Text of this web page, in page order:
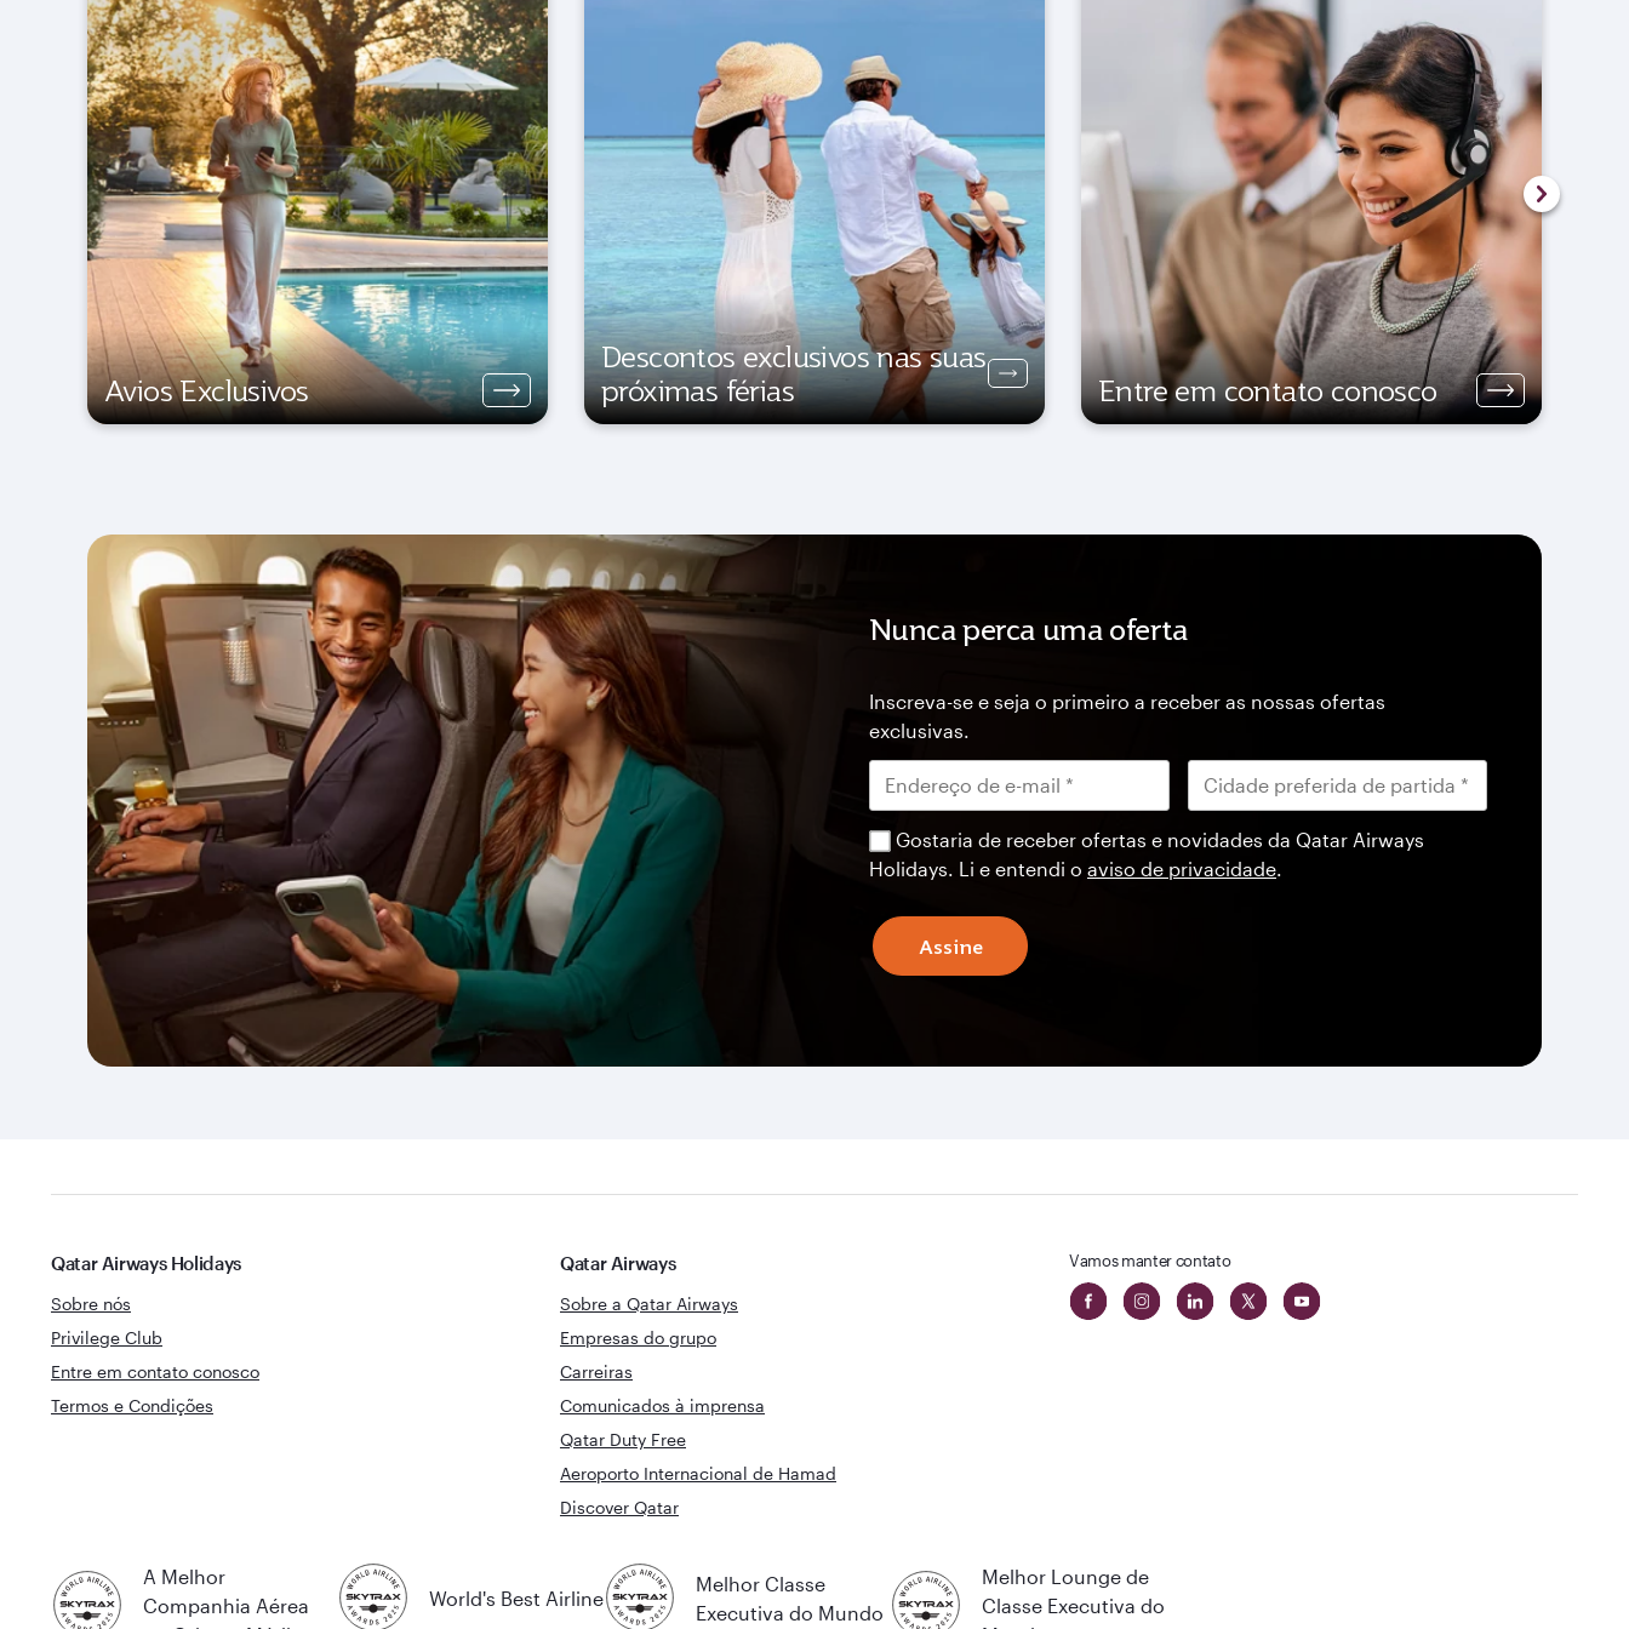
Avios Exclusivos
Descontos exclusivos nas suas
próximas férias
Entre em contato conosco
Nunca perca uma oferta
Inscreva-se e seja o primeiro a receber as nossas ofertas
exclusivas.
Gostaria de receber ofertas e novidades da Qatar Airways
Holidays. Li e entendi o aviso de privacidade.
Assine
Qatar Airways Holidays
Sobre nós
Privilege Club
Entre em contato conosco
Termos e Condições
Qatar Airways
Sobre a Qatar Airways
Empresas do grupo
Carreiras
Comunicados à imprensa
Qatar Duty Free
Aeroporto Internacional de Hamad
Discover Qatar
Vamos manter contato
A Melhor
Companhia Aérea
World's Best Airline
Melhor Classe
Executiva do Mundo
Melhor Lounge de
Classe Executiva do